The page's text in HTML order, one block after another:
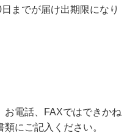
までが届け出期限になり
お電話、FAXではできかね
にご記入ください。